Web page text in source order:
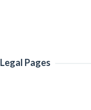
Legal Pages